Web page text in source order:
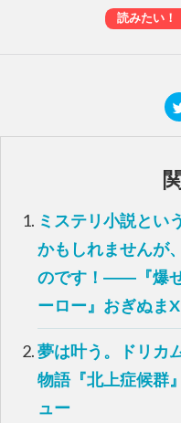
ミステリ小説とい
かもしれませんが
のです！――『爆
ーロー』おぎぬま
夢は叶う。ドリカ
物語『北上症候群
ュー